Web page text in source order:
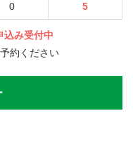
0 5
込み受付中
約ください